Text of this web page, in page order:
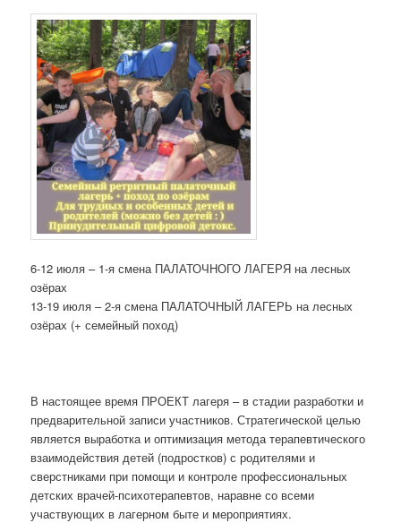
6-12 июля – 1-я смена ПАЛАТОЧНОГО ЛАГЕРЯ на лесных
озёрах
13-19 июля – 2-я смена ПАЛАТОЧНЫЙ ЛАГЕРЬ на лесных
озёрах (+ семейный поход)
В настоящее время ПРОЕКТ лагеря – в стадии разработки и
предварительной записи участников. Стратегической целью
является выработка и оптимизация метода терапевтического
взаимодействия детей (подростков) с родителями и
сверстниками при помощи и контроле профессиональных
детских врачей-психотерапевтов, наравне со всеми
участвующих в лагерном быте и мероприятиях.